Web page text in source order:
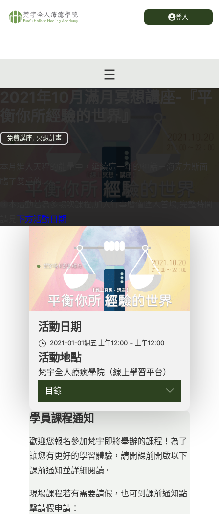
登入
免費講座, 冥想計畫
本月進入天秤的能量中，延續這一年的神話－海克力斯面
本活動若為多場次課程,加入行事曆僅匯入首場,完整時間
下方活動日期
學員課程通知
歡迎您報名參加梵宇即將舉辦的課程！為了
讓您有更好的學習體驗，請開課前開啟以下
課前通知並詳細閱讀。
現場課程若有需要請假，也可到課前通知點
擊請假申請：
活動日期
2021-01-01週五 上午12:00 上午12:00
活動地點
梵宇全人療癒學院（線上學習平台）
目錄